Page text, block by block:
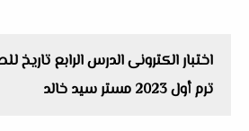
اختبار الكترونى الدرس الرابع تاريخ
ترم أول 2023 مستر سيد خالد